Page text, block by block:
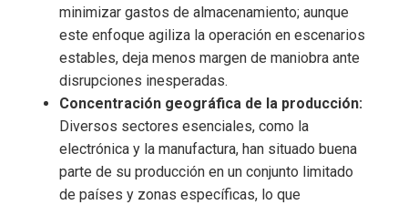
minimizar gastos de almacenamiento; aunque
este enfoque agiliza la operación en escenarios
estables, deja menos margen de maniobra ante
disrupciones inesperadas.
Concentración geográfica de la producción:
Diversos sectores esenciales, como la
electrónica y la manufactura, han situado buena
parte de su producción en un conjunto limitado
de países y zonas específicas, lo que